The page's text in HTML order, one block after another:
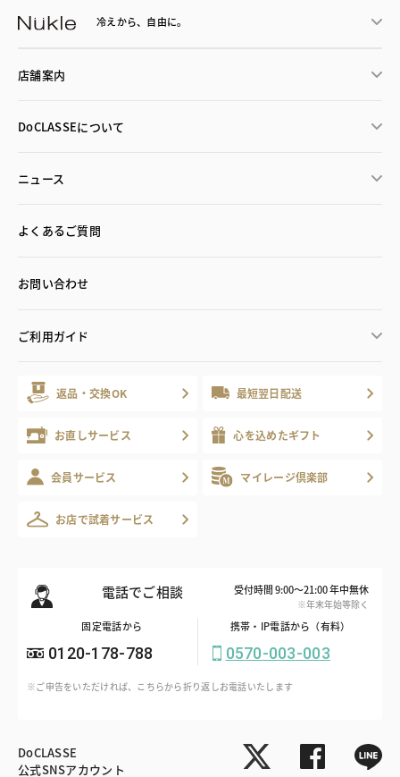
冷えから、 自由に。
店舗案内
DoCLASSEについて
ニュース
よくあるご質問
お問い合わせ
ご利用ガイド
返品・交換OK 最短翌日配送
お直しサービス 心を込めたギフト
会員サービス マイレージ倶楽部
お店で試着サービス
電話でご相談 受付時間 9:00～21:00 年中無休
※年末年始等除く
固定電話から
0120-178-788
携帯・IP電話から（有料）
0570-003-003
※ご申告をいただければ、こちらから折り返しお電話いたします
DoCLASSE
公式SNSアカウント